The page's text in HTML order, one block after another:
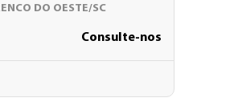
DO OESTE/SC
Consulte-nos